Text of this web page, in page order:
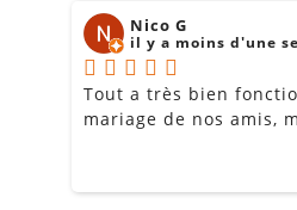
Nico G
il y a moins d'une
Tout a très bien
mariage de nos amis,